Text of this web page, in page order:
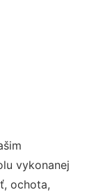
vykonanej
ochota,